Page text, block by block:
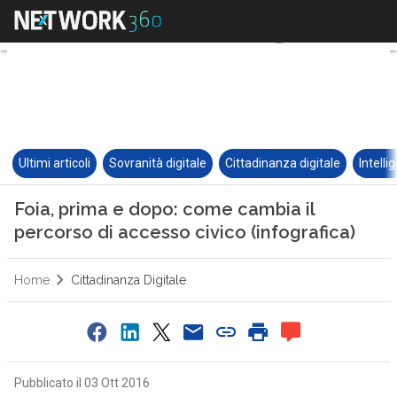
Ultimi articoli Sovranità digitale Cittadinanza digitale
Foia, prima e dopo: come cambia il
percorso di accesso civico (infografica)
Home Cittadinanza Digitale
Pubblicato il 03 Ott 2016